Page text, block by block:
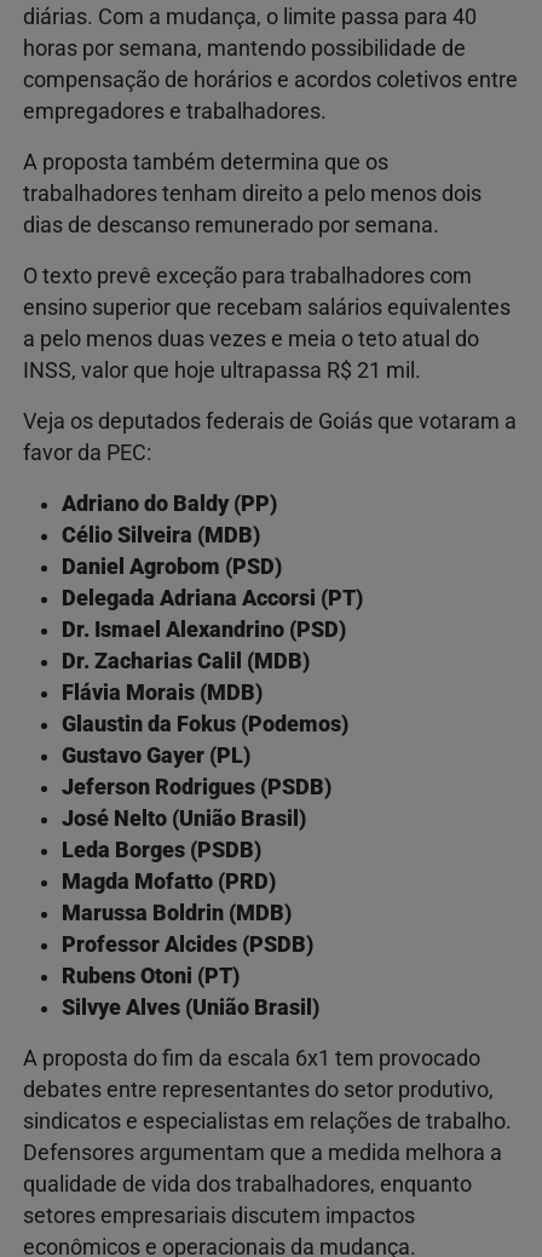
diárias. Com a mudança, o limite passa para 40
horas por semana, mantendo possibilidade de
compensação de horários e acordos coletivos entre
empregadores e trabalhadores.
A proposta também determina que os
trabalhadores tenham direito a pelo menos dois
dias de descanso remunerado por semana.
O texto prevê exceção para trabalhadores com
ensino superior que recebam salários equivalentes
a pelo menos duas vezes e meia o teto atual do
INSS, valor que hoje ultrapassa R$ 21 mil.
Veja os deputados federais de Goiás que votaram a
favor da PEC:
Adriano do Baldy (PP)
Célio Silveira (MDB)
Daniel Agrobom (PSD)
Delegada Adriana Accorsi (PT)
Dr. Ismael Alexandrino (PSD)
Dr. Zacharias Calil (MDB)
Flávia Morais (MDB)
Glaustin da Fokus (Podemos)
Gustavo Gayer (PL)
Jeferson Rodrigues (PSDB)
José Nelto (União Brasil)
Leda Borges (PSDB)
Magda Mofatto (PRD)
Marussa Boldrin (MDB)
Professor Alcides (PSDB)
Rubens Otoni (PT)
Silvye Alves (União Brasil)
A proposta do fim da escala 6x1 tem provocado
debates entre representantes do setor produtivo,
sindicatos e especialistas em relações de trabalho.
Defensores argumentam que a medida melhora a
qualidade de vida dos trabalhadores, enquanto
setores empresariais discutem impactos
econômicos e operacionais da mudança.